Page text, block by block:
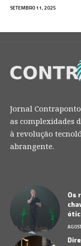
SETEMBRO 11, 2025
Jornal
as complexidades
à revolução
abrangente.
Os